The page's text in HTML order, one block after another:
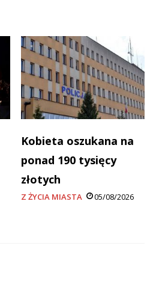
Kobieta oszukana na
ponad 190 tysięcy
złotych
Z ŻYCIA MIASTA 05/08/2026